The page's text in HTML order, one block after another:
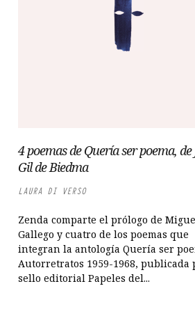
4 poemas de Quería ser poema, de
Gil de Biedma
LAURA DI VERSO
Zenda comparte el prólogo de
Gallego y cuatro de los poemas que
integran la antología Quería ser
Autorretratos 1959-1968, publicada
sello editorial Papeles del...